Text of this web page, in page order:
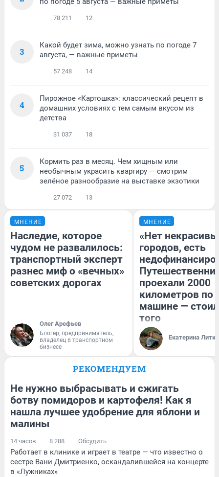
78 211 12
3
Какой будет зима, можно узнать по погоде 7
августа, — важные приметы
57 248 14
4
Пирожное «Картошка»: классический рецепт в
домашних условиях с тем самым вкусом из
детства
31 037 18
5
Кормить раз в месяц. Чем хищным или
необычным украсить квартиру — смотрим
зелёное разнообразие на выставке экзотики
27 072 13
МНЕНИЕ
Наследие, которое
чудом не развалилось:
транспортный эксперт
разнес миф о «вечных»
советских дорогах
Олег Арефьев
Блогер, предприниматель,
владелец в транспортном
бизнесе
МНЕНИЕ
«Нет
городов, есть
проехали 2000
километров по
машине —
того
Екатерина
РЕКОМЕНДУЕМ
Не нужно выбрасывать и сжигать
ботву помидоров и картофеля! Как я
нашла лучшее удобрение для яблони и
малины
14 часов 8 288 Обсудить
Работает в клинике и играет в театре — что известно о
сестре Вани Дмитриенко, оскандалившейся на концерте
в «Лужниках»